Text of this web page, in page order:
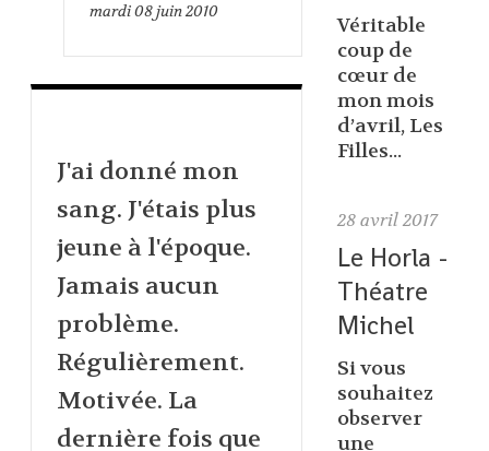
mardi 08juin 2010
J'ai donné mon
sang. J'étais plus
jeune à l'époque.
Jamais aucun
problème.
Régulièrement.
Motivée. La
dernière fois que
Véritable
coup de
cœur de
mon mois
d’avril, Les
Filles...
28 avril 2017
Le Horla -
Théatre
Michel
Si vous
souhaitez
observer
une